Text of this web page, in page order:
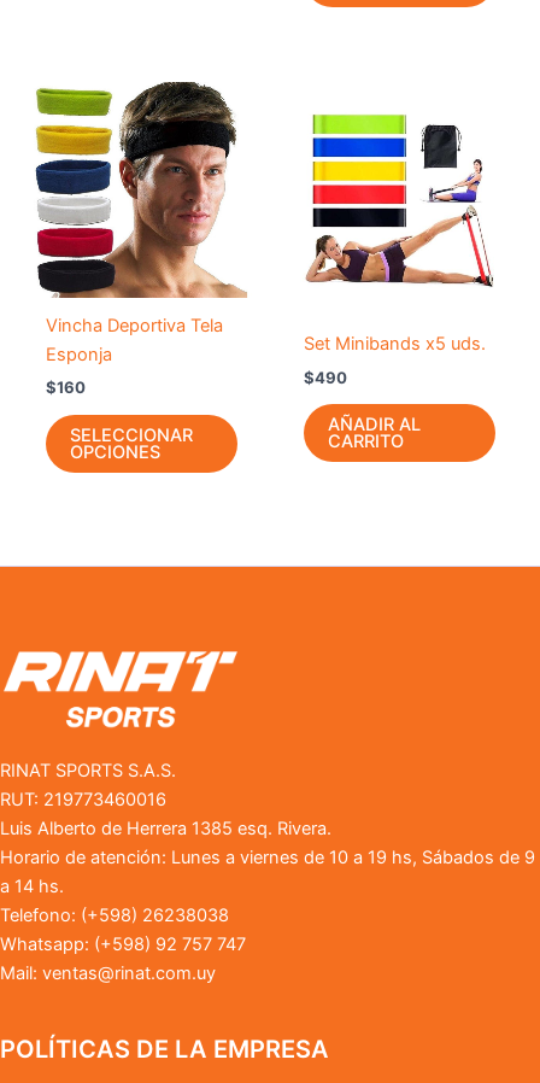
Vincha Deportiva Tela
Esponja
$160
SELECCIONAR
OPCIONES
producto
variantes.
opciones
se
página
Set Minibands x5 uds.
$490
AÑADIR AL
CARRITO
RINAT SPORTS S.A.S.
RUT: 219773460016
Luis Alberto de Herrera 1385 esq. Rivera.
Horario de atención: Lunes a viernes de 10 a 19 hs, Sábados de 9
a 14 hs.
Telefono: (+598) 26238038
Whatsapp: (+598) 92 757 747
Mail: ventas@rinat.com.uy
POLÍTICAS DE LA EMPRESA